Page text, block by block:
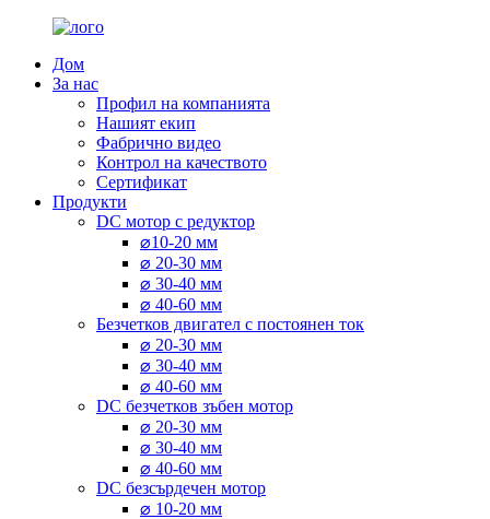
Дом
За нас
Профил на компанията
Нашият екип
Фабрично видео
Контрол на качеството
Сертификат
Продукти
DC мотор с редуктор
⌀10-20 мм
⌀ 20-30 мм
⌀ 30-40 мм
⌀ 40-60 мм
Безчетков двигател с постоянен ток
⌀ 20-30 мм
⌀ 30-40 мм
⌀ 40-60 мм
DC безчетков зъбен мотор
⌀ 20-30 мм
⌀ 30-40 мм
⌀ 40-60 мм
DC безсърдечен мотор
⌀ 10-20 мм